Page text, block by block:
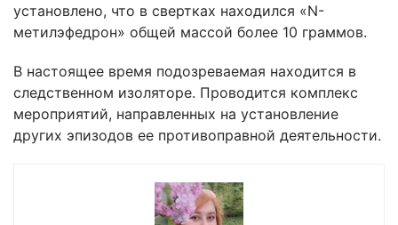
установлено, что в свертках находился «N-
метилэфедрон» общей массой более 10 граммов.
В настоящее время подозреваемая находится в
следственном изоляторе. Проводится комплекс
мероприятий, направленных на установление
других эпизодов ее противоправной деятельности.